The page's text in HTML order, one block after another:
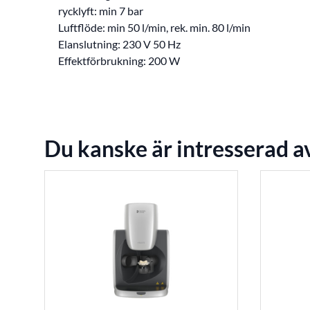
rycklyft: min 7 bar
Luftflöde: min 50 l/min, rek. min. 80 l/min
Elanslutning: 230 V 50 Hz
Effektförbrukning: 200 W
Du kanske är intresserad